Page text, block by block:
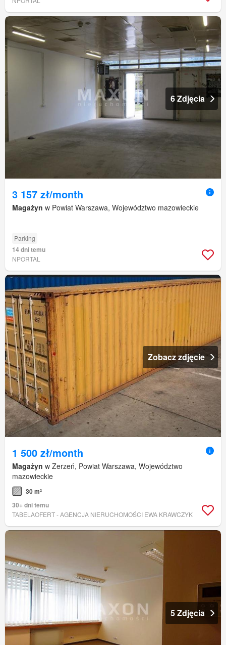
6 Zdjęcia
3 157 zł/month
Magażyn w Powiat Warszawa, Województwo mazowieckie
Parking
14 dni temu
NPORTAL
Zobacz zdjęcie
1 500 zł/month
Magażyn w Zerzeń, Powiat Warszawa, Województwo
mazowieckie
30 m²
30+ dni temu
TABELAOFERT - AGENCJA NIERUCHOMOŚCI EWA KRAWCZYK
5 Zdjęcia